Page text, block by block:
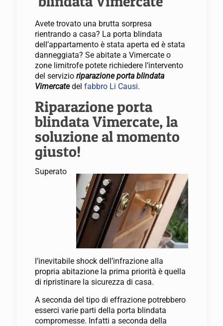
Avete trovato una brutta sorpresa
rientrando a casa? La porta blindata
dell’appartamento è stata aperta ed è stata
danneggiata? Se abitate a Vimercate o
zone limitrofe potete richiedere l’intervento
del servizio riparazione porta blindata
Vimercatedel fabbro Li Causi.
Riparazione porta
blindata Vimercate, la
soluzione al momento
giusto!
Superato
l’inevitabile shock dell’infrazione alla
propria abitazione la prima priorità è quella
di ripristinare la sicurezza di casa.
A seconda del tipo di effrazione potrebbero
esserci varie parti della porta blindata
compromesse. Infatti a seconda della